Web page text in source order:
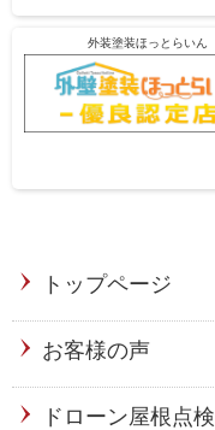
外装塗装ほっとらいん
トップページ
お客様の声
ドローン屋根点検